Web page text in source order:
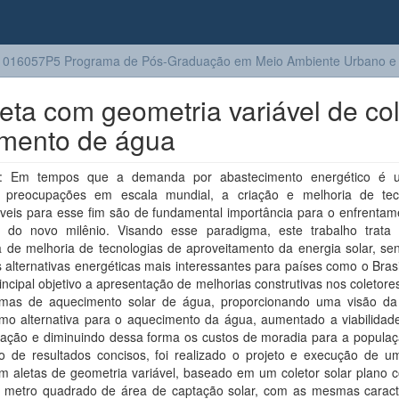
Programa de Pós-Graduação em Meio Ambiente Urbano
com geometria variável de
de água
Em tempos que a demanda por abastecimento energético é
preocupações em escala mundial, a criação e melhoria de
para esse fim são de fundamental importância para o
do novo milênio. Visando esse paradigma, este trabalho
de melhoria de tecnologias de aproveitamento da energia solar,
alternativas energéticas mais interessantes para países como o
objetivo a apresentação de melhorias construtivas nos
de aquecimento solar de água, proporcionando uma visão
alternativa para o aquecimento da água, aumentado a
e diminuindo dessa forma os custos de moradia para a
de resultados concisos, foi realizado o projeto e execução de
aletas de geometria variável, baseado em um coletor solar plano
quadrado de área de captação solar, com as mesmas